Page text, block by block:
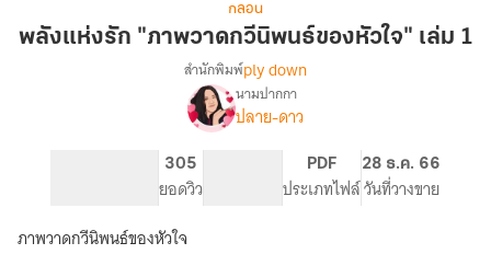
รัก
ของ
หัวใจ"
เล่ม
1
กลอน
พลังแห่งรัก "ภาพวาดกวีนิพนธ์ของหัวใจ" เล่ม 1
เรื่อง
พลัง
สำนักพิมพ์ply down
นามปากกา
ปลาย-ดาว
305
ยอดวิว
PDF
ประเภทไฟล์
28 ธ.ค. 66
วันที่วางขาย
ภาพวาดกวีนิพนธ์ของหัวใจ